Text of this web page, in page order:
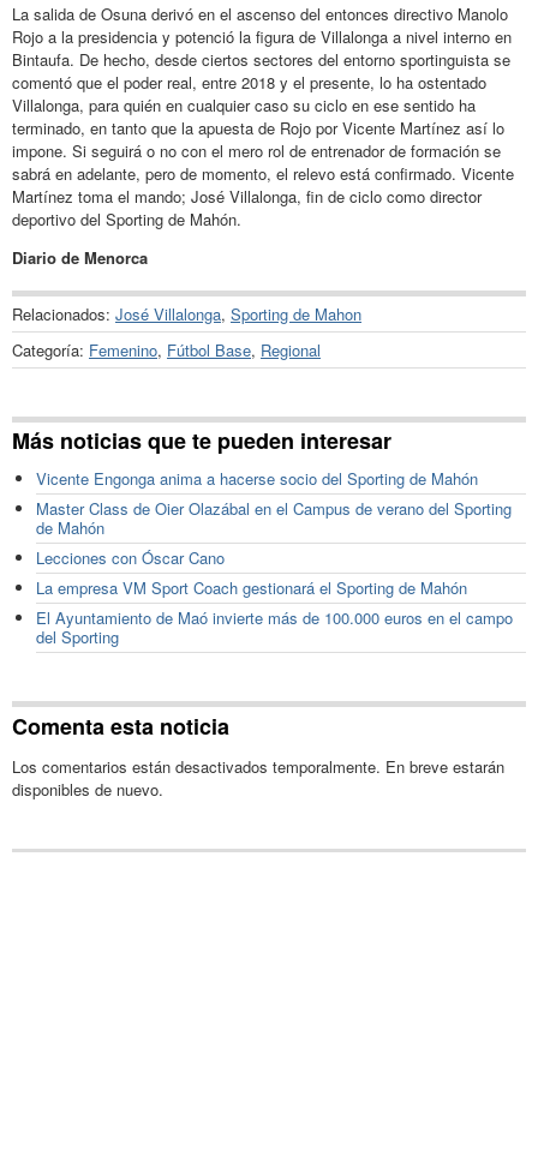
La salida de Osuna derivó en el ascenso del entonces directivo Manolo
Rojo a la presidencia y potenció la figura de Villalonga a nivel interno en
Bintaufa. De hecho, desde ciertos sectores del entorno sportinguista se
comentó que el poder real, entre 2018 y el presente, lo ha ostentado
Villalonga, para quién en cualquier caso su ciclo en ese sentido ha
terminado, en tanto que la apuesta de Rojo por Vicente Martínez así lo
impone. Si seguirá o no con el mero rol de entrenador de formación se
sabrá en adelante, pero de momento, el relevo está confirmado. Vicente
Martínez toma el mando; José Villalonga, fin de ciclo como director
deportivo del Sporting de Mahón.
Diario de Menorca
Relacionados: José Villalonga, Sporting de Mahon
Categoría: Femenino, Fútbol Base, Regional
Más noticias que te pueden interesar
Vicente Engonga anima a hacerse socio del Sporting de Mahón
Master Class de Oier Olazábal en el Campus de verano del Sporting
de Mahón
Lecciones con Óscar Cano
La empresa VM Sport Coach gestionará el Sporting de Mahón
El Ayuntamiento de Maó invierte más de 100.000 euros en el campo
del Sporting
Comenta esta noticia
Los comentarios están desactivados temporalmente. En breve estarán
disponibles de nuevo.